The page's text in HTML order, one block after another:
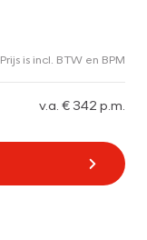
Prijs is incl. BTW en BPM
v.a. € 342 p.m.